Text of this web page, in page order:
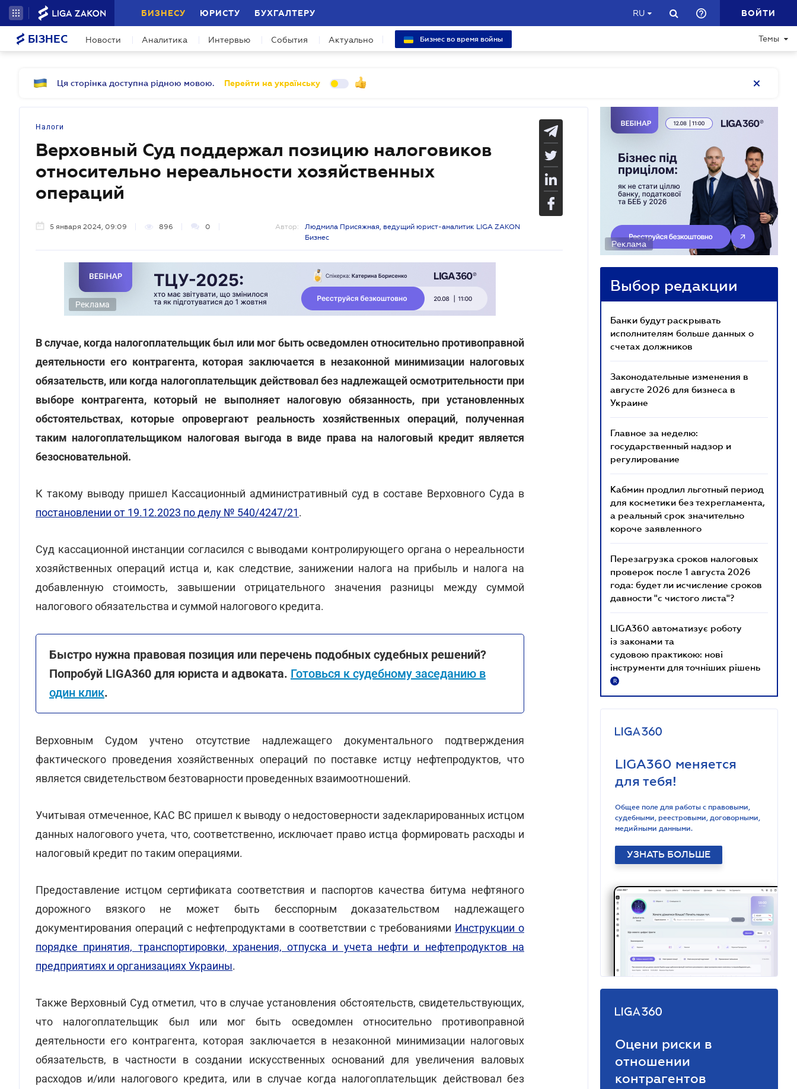
БИЗНЕСУ ЮРИСТУ БУХГАЛТЕРУ RU ВОЙТИ
БІЗНЕС Новости Аналитика Интервью События Актуально Бизнес во время войны Темы
Ця сторінка доступна рідною мовою. Перейти на українську
Налоги
Верховный Суд поддержал позицию налоговиков
относительно нереальности хозяйственных
операций
5 января 2024, 09:09 896 0 Автор:
Людмила Присяжная, ведущий юрист-аналитик LIGA ZAKON
Бизнес
Реклама
В случае, когда налогоплательщик был или мог быть осведомлен относительно противоправной
деятельности его контрагента, которая заключается в незаконной минимизации налоговых
обязательств, или когда налогоплательщик действовал без надлежащей осмотрительности при
выборе контрагента, который не выполняет налоговую обязанность, при установленных
обстоятельствах, которые опровергают реальность хозяйственных операций, полученная
таким налогоплательщиком налоговая выгода в виде права на налоговый кредит является
безосновательной.
К такому выводу пришел Кассационный административный суд в составе Верховного Суда в
постановлении от 19.12.2023 по делу № 540/4247/21.
Суд кассационной инстанции согласился с выводами контролирующего органа о нереальности
хозяйственных операций истца и, как следствие, занижении налога на прибыль и налога на
добавленную стоимость, завышении отрицательного значения разницы между суммой
налогового обязательства и суммой налогового кредита.
Быстро нужна правовая позиция или перечень подобных судебных решений?
Попробуй LIGA360 для юриста и адвоката. Готовься к судебному заседанию в
один клик.
Верховным Судом учтено отсутствие надлежащего документального подтверждения
фактического проведения хозяйственных операций по поставке истцу нефтепродуктов, что
является свидетельством безтоварности проведенных взаимоотношений.
Учитывая отмеченное, КАС ВС пришел к выводу о недостоверности задекларированных истцом
данных налогового учета, что, соответственно, исключает право истца формировать расходы и
налоговый кредит по таким операциями.
Предоставление истцом сертификата соответствия и паспортов качества битума нефтяного
дорожного вязкого не может быть бесспорным доказательством надлежащего
документирования операций с нефтепродуктами в соответствии с требованиями Инструкции о
порядке принятия, транспортировки, хранения, отпуска и учета нефти и нефтепродуктов на
предприятиях и организациях Украины.
Также Верховный Суд отметил, что в случае установления обстоятельств, свидетельствующих,
что налогоплательщик был или мог быть осведомлен относительно противоправной
деятельности его контрагента, которая заключается в незаконной минимизации налоговых
обязательств, в частности в создании искусственных оснований для увеличения валовых
расходов и/или налогового кредита, или в случае когда налогоплательщик действовал без
Реклама
Выбор редакции
Банки будут раскрывать
исполнителям больше данных о
счетах должников
Законодательные изменения в
августе 2026 для бизнеса в
Украине
Главное за неделю:
государственный надзор и
регулирование
Кабмин продлил льготный период
для косметики без техрегламента,
а реальный срок значительно
короче заявленного
Перезагрузка сроков налоговых
проверок после 1 августа 2026
года: будет ли исчисление сроков
давности "с чистого листа"?
LIGA360 автоматизує роботу
із законами та
судовою практикою: нові
інструменти для точніших рішень
R
LIGA360 меняется
для тебя!
Общее поле для работы с правовыми,
судебными, реестровыми, договорными,
медийными данными.
УЗНАТЬ БОЛЬШЕ
Оцени риски в
отношении
контрагентов